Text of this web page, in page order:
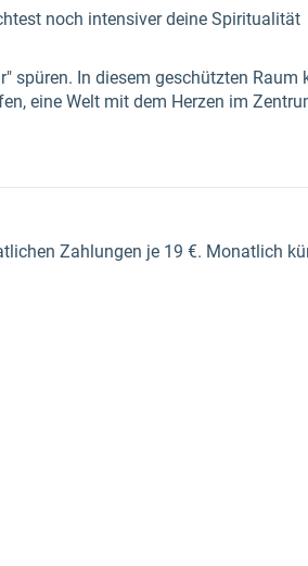
noch intensiver deine Spiritualität
spüren. In diesem geschützten Raum
eine Welt mit dem Herzen im
Zahlungen je 19 €. Monatlich